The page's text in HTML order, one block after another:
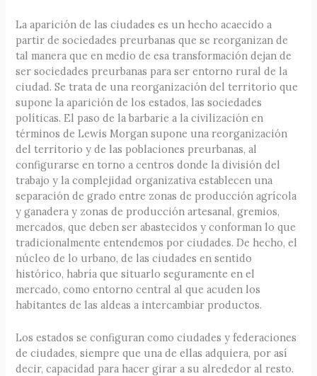
La aparición de las ciudades es un hecho acaecido a
partir de sociedades preurbanas que se reorganizan de
tal manera que en medio de esa transformación dejan de
ser sociedades preurbanas para ser entorno rural de la
ciudad. Se trata de una reorganización del territorio que
supone la aparición de los estados, las sociedades
políticas. El paso de la barbarie a la civilización en
términos de Lewis Morgan supone una reorganización
del territorio y de las poblaciones preurbanas, al
configurarse en torno a centros donde la división del
trabajo y la complejidad organizativa establecen una
separación de grado entre zonas de producción agrícola
y ganadera y zonas de producción artesanal, gremios,
mercados, que deben ser abastecidos y conforman lo que
tradicionalmente entendemos por ciudades. De hecho, el
núcleo de lo urbano, de las ciudades en sentido
histórico, habría que situarlo seguramente en el
mercado, como entorno central al que acuden los
habitantes de las aldeas a intercambiar productos.
Los estados se configuran como ciudades y federaciones
de ciudades, siempre que una de ellas adquiera, por así
decir, capacidad para hacer girar a su alrededor al resto.